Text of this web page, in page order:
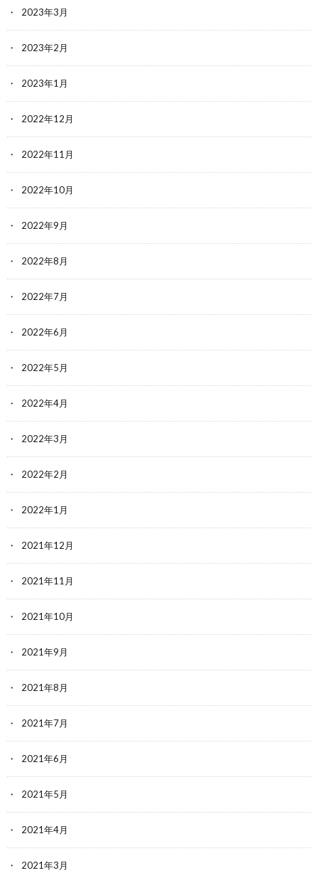
2023年3月
2023年2月
2023年1月
2022年12月
2022年11月
2022年10月
2022年9月
2022年8月
2022年7月
2022年6月
2022年5月
2022年4月
2022年3月
2022年2月
2022年1月
2021年12月
2021年11月
2021年10月
2021年9月
2021年8月
2021年7月
2021年6月
2021年5月
2021年4月
2021年3月